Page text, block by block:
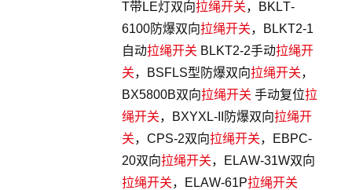
T带LE灯双向拉绳开关，BKLT-
6100防爆双向拉绳开关，BLKT2-1
自动拉绳开关 BLKT2-2手动拉绳开
关，BSFLS型防爆双向拉绳开关，
BX5800B双向拉绳开关 手动复位拉
绳开关，BXYXL-II防爆双向拉绳开
关，CPS-2双向拉绳开关，EBPC-
20双向拉绳开关，ELAW-31W双向
拉绳开关，ELAW-61P拉绳开关